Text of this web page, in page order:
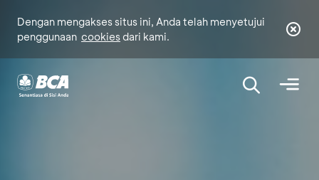
Dengan mengakses situs ini, Anda telah menyetujui
penggunaan cookies dari kami.